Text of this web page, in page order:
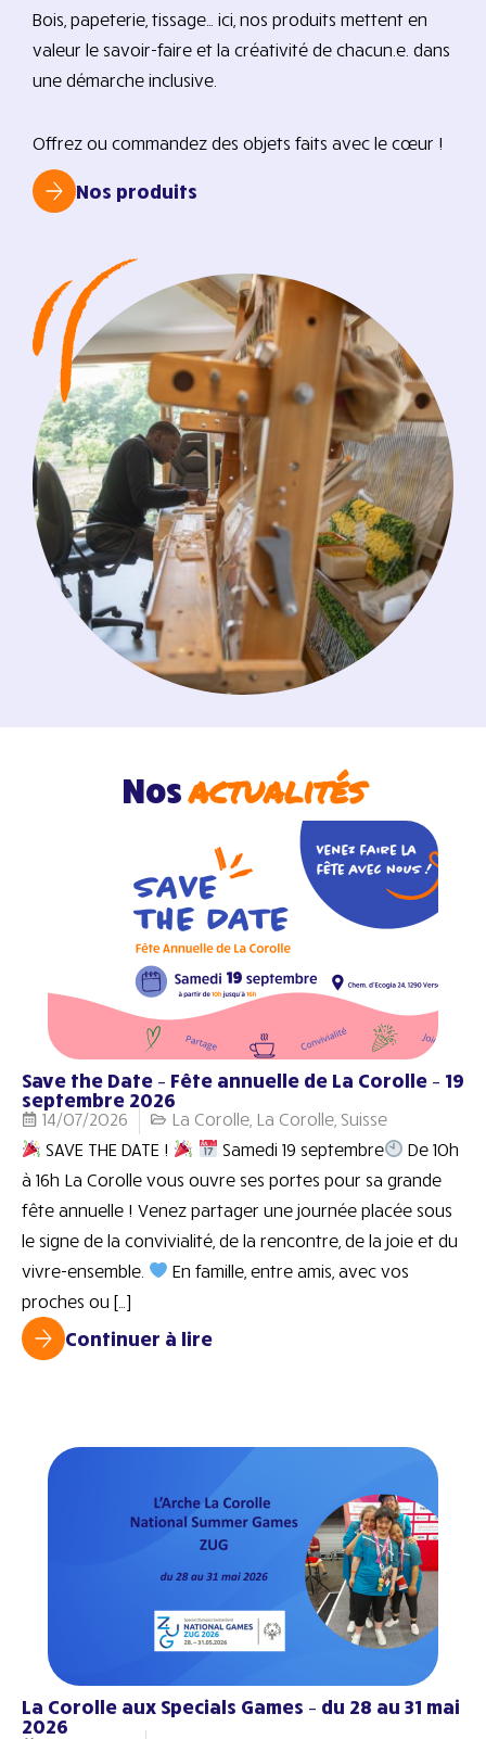
Bois, papeterie, tissage… ici, nos produits mettent en
valeur le savoir-faire et la créativité de chacun.e. dans
une démarche inclusive.
Offrez ou commandez des objets faits avec le cœur !
Nos produits
Nosactualités
Save the Date – Fête annuelle de La Corolle – 19
septembre 2026
14/07/2026 La Corolle La Corolle Suisse
SAVE THE DATE !
Samedi 19 septembre
De 10h
à 16h La Corolle vous ouvre ses portes pour sa grande
fête annuelle ! Venez partager une journée placée sous
le signe de la convivialité, de la rencontre, de la joie et du
vivre-ensemble.
En famille, entre amis, avec vos
proches ou […]
Continuer à lire
La Corolle aux Specials Games – du 28 au 31 mai
2026